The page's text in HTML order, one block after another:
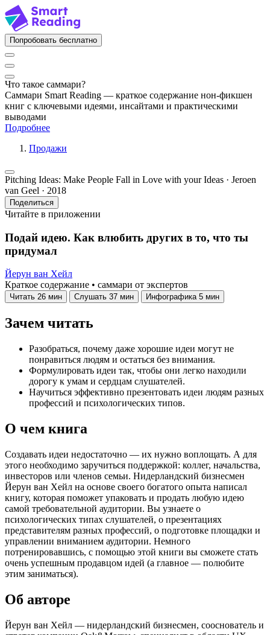
Попробовать бесплатно
Что такое саммари?
Саммари Smart Reading — краткое содержание нон-фикшен
книг с ключевыми идеями, инсайтами и практическими
выводами
Подробнее
Продажи
Pitching Ideas: Make People Fall in Love with your Ideas · Jeroen
van Geel · 2018
Поделиться
Читайте в приложении
Подай идею. Как влюбить других в то, что ты
придумал
Йерун ван Хейл
Краткое содержание • саммари от экспертов
Читать 26 мин Слушать 37 мин Инфографика 5 мин
Зачем читать
Разобраться, почему даже хорошие идеи могут не
понравиться людям и остаться без внимания.
Формулировать идеи так, чтобы они легко находили
дорогу к умам и сердцам слушателей.
Научиться эффективно презентовать идеи людям разных
профессий и психологических типов.
О чем книга
Создавать идеи недостаточно — их нужно воплощать. А для
этого необходимо заручиться поддержкой: коллег, начальства,
инвесторов или членов семьи. Нидерландский бизнесмен
Йерун ван Хейл на основе своего богатого опыта написал
книгу, которая поможет упаковать и продать любую идею
самой требовательной аудитории. Вы узнаете о
психологических типах слушателей, о презентациях
представителям разных профессий, о подготовке площадки и
управлении вниманием аудитории. Немного
потренировавшись, с помощью этой книги вы сможете стать
очень успешным продавцом идей (а главное — полюбите
этим заниматься).
Об авторе
Йерун ван Хейл — нидерландский бизнесмен, сооснователь и